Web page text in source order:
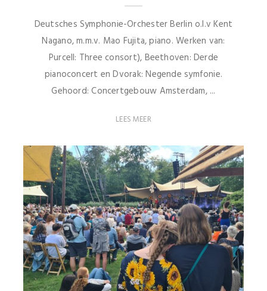
Deutsches Symphonie-Orchester Berlin o.l.v Kent
Nagano, m.m.v. Mao Fujita, piano. Werken van:
Purcell: Three consort), Beethoven: Derde
pianoconcert en Dvorak: Negende symfonie.
Gehoord: Concertgebouw Amsterdam, ...
LEES MEER